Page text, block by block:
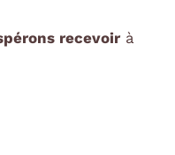
recevoir à